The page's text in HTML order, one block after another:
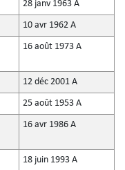
28 janv 1963 A
10 avr 1962 A
16 août 1973 A
12 déc 2001 A
25 août 1953 A
16 avr 1986 A
18 juin 1993 A